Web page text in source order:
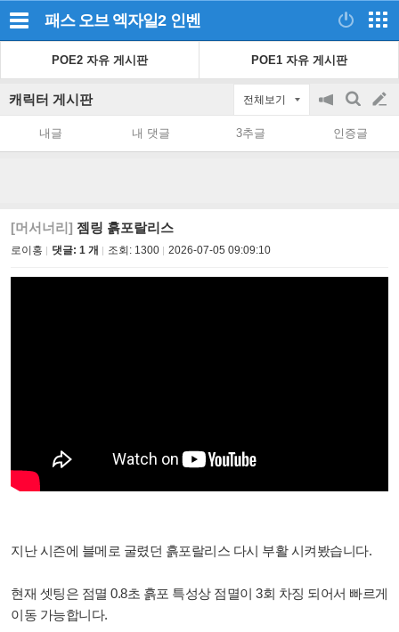
패스 오브 엑자일2 인벤
POE2 자유 게시판 POE1 자유 게시판
캐릭터 게시판 전체보기
공
on/off
검
색
글
쓰
내글 내 댓글 3추글 인증글
[머서너리] 젬링 흙포랄리스
로이홍 댓글: 1 개 조회: 1300 2026-07-05 09:09:10
지난 시즌에 블메로 굴렸던 흙포랄리스 다시 부활 시켜봤습니다.
현재 셋팅은 점멸 0.8초 흙포 특성상 점멸이 3회 차징 되어서 빠르게
이동 가능합니다.